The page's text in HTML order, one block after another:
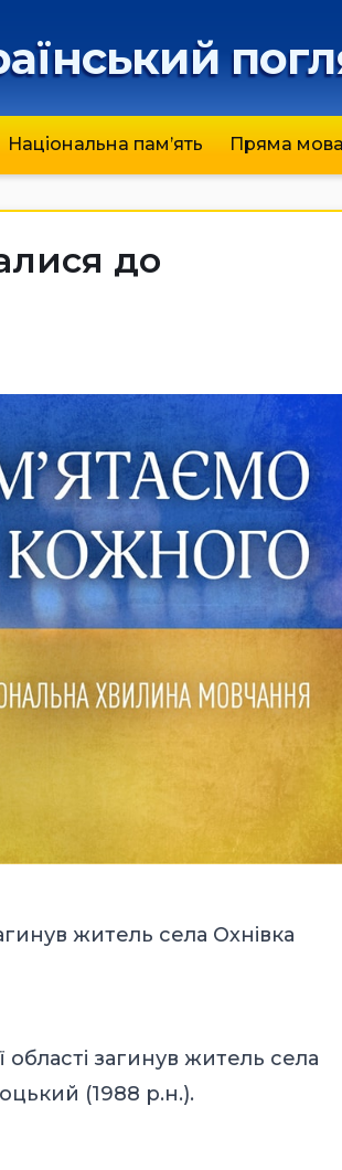
Національна пам’ять Пряма мова
до
житель села Охнівка
області загинув житель села
(1988 р.н.).